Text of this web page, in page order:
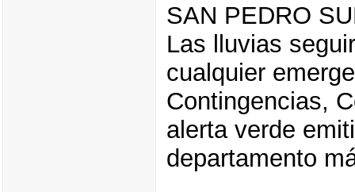
SAN PEDRO
Las lluvias
cualquier
Contingencias,
alerta verde
departamento